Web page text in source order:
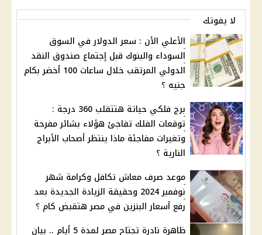
لا يفوتك
الأعلي الأن : سعر الدولار في السوق
السوداء والبنوك قبل إجتماع صندوق النقد
الدولي المرتقب خلال ساعات 100 أخضر بكام
جنيه ؟
برج فلكي حياتة هتتقلب 360 درجة :
توقعات الفلك تفاجئ هؤلاء بشائر مفرحة
وتغيرات مفاجئة ماذا ينتظر أصحاب الأبراج
النارية ؟
موعد صرف معاش تكافل وكرامة شهر
نوفمبر 2024 وحقيقة الزيادة الجديدة بعد
رفع أسعار البنزين في مصر هتقبض كام ؟
ظاهرة نادرة تجتاح مصر لمدة 5 أيام .. بيان